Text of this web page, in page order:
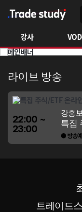
강사
라이브 방송
22:00 ~
23:00
강흥
특집
● 방송
트레이드